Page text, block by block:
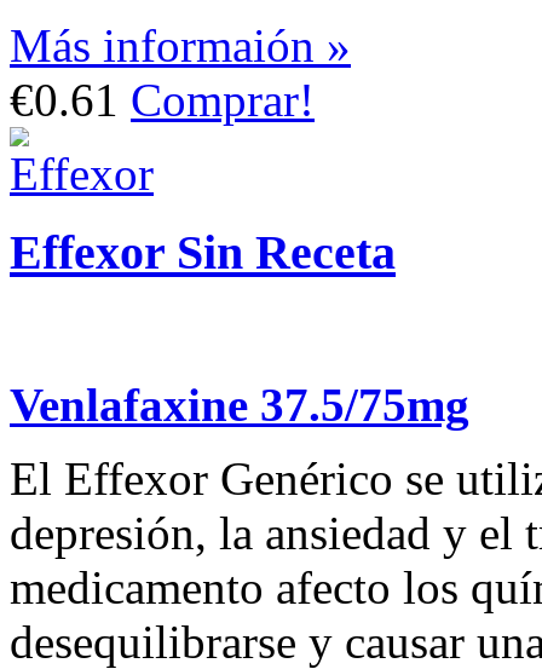
Más informaión »
€0.61 Comprar!
Effexor Sin Receta
Venlafaxine 37.5/75mg
El Effexor Genérico se
depresión, la ansiedad y el
medicamento afecto los
desequilibrarse y causar